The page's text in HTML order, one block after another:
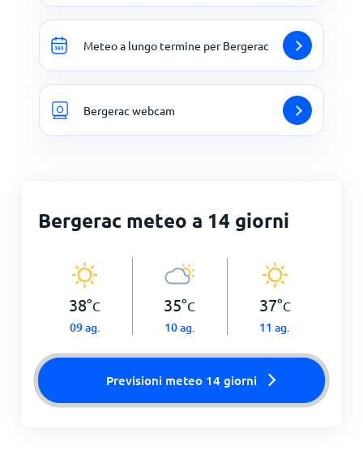
Meteo a lungo termine per Bergerac
Bergerac webcam
Bergerac meteo a 14 giorni
38°C
09 ag.
35°C
10 ag.
37°C
11 ag.
Previsioni meteo 14 giorni